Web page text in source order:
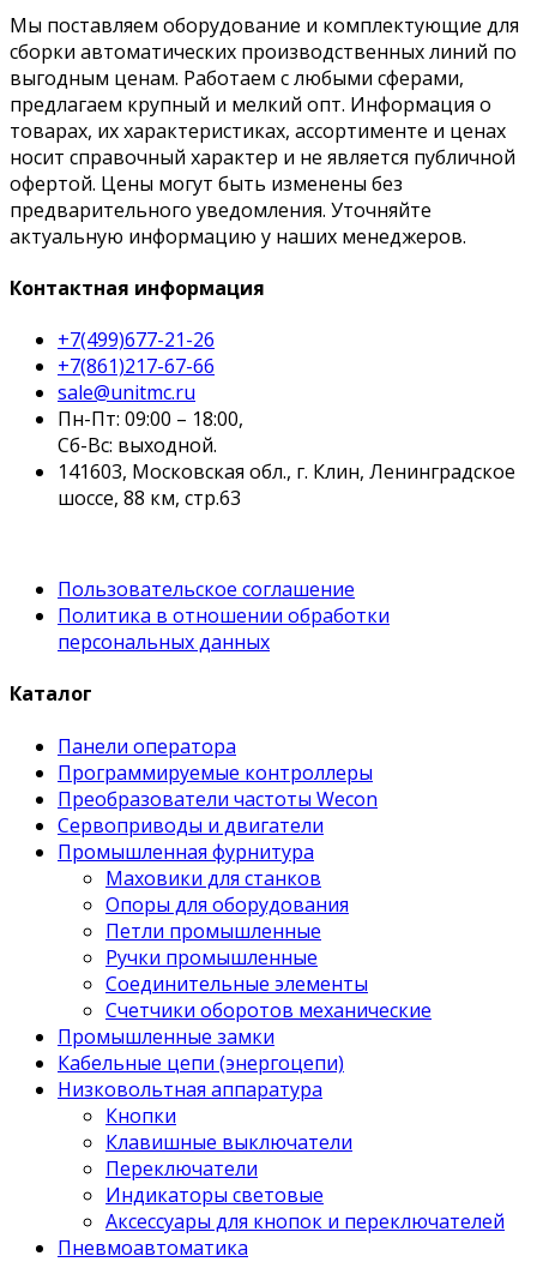
Мы поставляем оборудование и комплектующие для
сборки автоматических производственных линий по
выгодным ценам. Работаем с любыми сферами,
предлагаем крупный и мелкий опт. Информация о
товарах, их характеристиках, ассортименте и ценах
носит справочный характер и не является публичной
офертой. Цены могут быть изменены без
предварительного уведомления. Уточняйте
актуальную информацию у наших менеджеров.
Контактная информация
+7(499)677-21-26
+7(861)217-67-66
sale@unitmc.ru
Пн-Пт: 09:00 – 18:00,
Сб-Вс: выходной.
141603, Московская обл., г. Клин, Ленинградское
шоссе, 88 км, стр.63
Пользовательское соглашение
Политика в отношении обработки
персональных данных
Каталог
Панели оператора
Программируемые контроллеры
Преобразователи частоты Wecon
Сервоприводы и двигатели
Промышленная фурнитура
Маховики для станков
Опоры для оборудования
Петли промышленные
Ручки промышленные
Соединительные элементы
Счетчики оборотов механические
Промышленные замки
Кабельные цепи (энергоцепи)
Низковольтная аппаратура
Кнопки
Клавишные выключатели
Переключатели
Индикаторы световые
Аксессуары для кнопок и переключателей
Пневмоавтоматика